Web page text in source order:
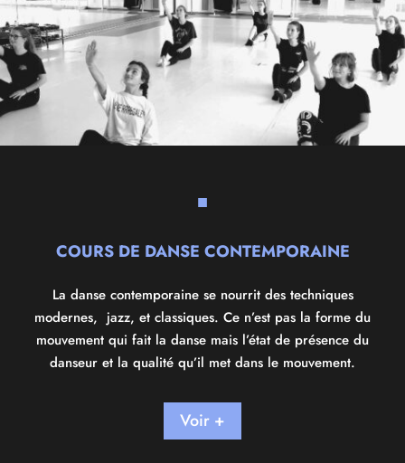
■
COURS DE DANSE CONTEMPORAINE
La danse contemporaine se nourrit des techniques
modernes, jazz, et classiques. Ce n’est pas la forme du
mouvement qui fait la danse mais l’état de présence du
danseur et la qualité qu’il met dans le mouvement.
Voir +